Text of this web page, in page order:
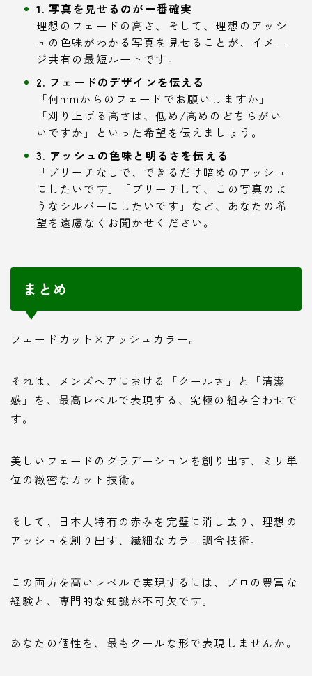
1. 写真を見せるのが一番確実
理想のフェードの高さ、そして、理想のアッシ
ュの色味がわかる写真を見せることが、イメー
ジ共有の最短ルートです。
2. フェードのデザインを伝える
「何mmからのフェードでお願いしますか」
「刈り上げる高さは、低め/高めのどちらがい
いですか」といった希望を伝えましょう。
3. アッシュの色味と明るさを伝える
「ブリーチなしで、できるだけ暗めのアッシュ
にしたいです」「ブリーチして、この写真のよ
うなシルバーにしたいです」など、あなたの希
望を遠慮なくお聞かせください。
まとめ
フェードカット×アッシュカラー。
それは、メンズヘアにおける「クールさ」と「清潔
感」を、最高レベルで表現する、究極の組み合わせで
す。
美しいフェードのグラデーションを創り出す、ミリ単
位の緻密なカット技術。
そして、日本人特有の赤みを完璧に消し去り、理想の
アッシュを創り出す、繊細なカラー調合技術。
この両方を高いレベルで実現するには、プロの豊富な
経験と、専門的な知識が不可欠です。
あなたの個性を、最もクールな形で表現しませんか。